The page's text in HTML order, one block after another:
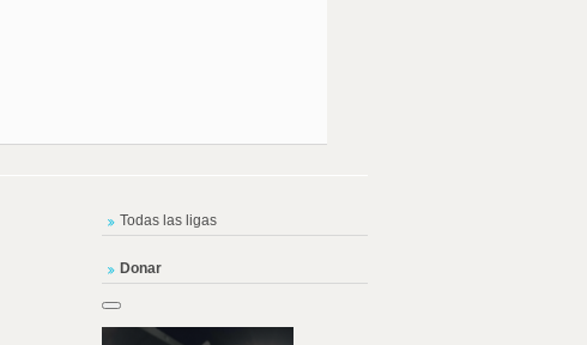
Todas las ligas
Donar